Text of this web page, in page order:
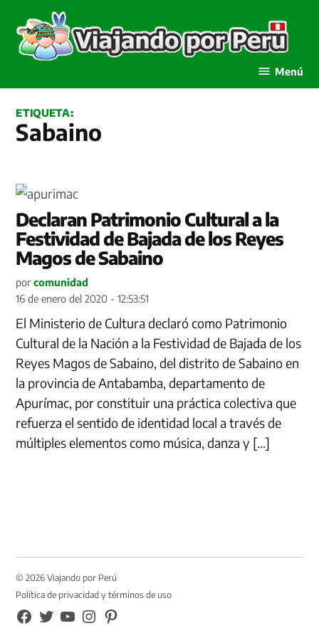
contenido
Menú
ETIQUETA:
Sabaino
Declaran Patrimonio Cultural a la
Festividad de Bajada de los Reyes
Magos de Sabaino
por comunidad
16 de enero del 2020 - 12:53:51
El Ministerio de Cultura declaró como Patrimonio
Cultural de la Nación a la Festividad de Bajada de los
Reyes Magos de Sabaino, del distrito de Sabaino en
la provincia de Antabamba, departamento de
Apurímac, por constituir una práctica colectiva que
refuerza el sentido de identidad local a través de
múltiples elementos como música, danza y […]
© 2026 Viajando por Perú
Política de privacidad y términos de uso
FB
TW YouTubeInstagramPinterest